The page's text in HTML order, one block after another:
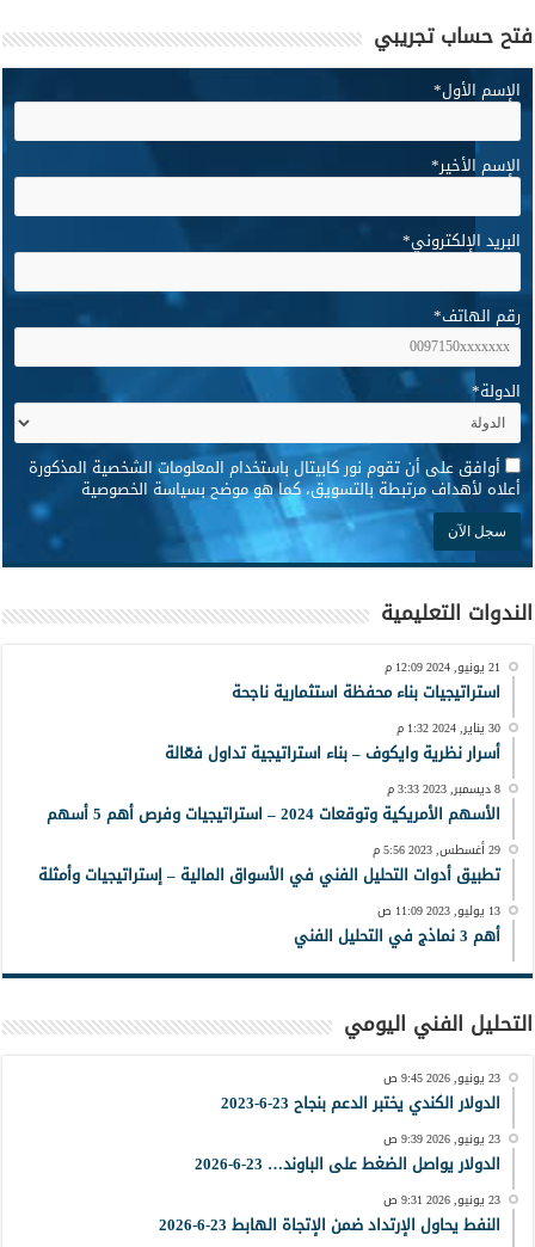
فتح حساب تجريبي
الإسم الأول*
الإسم الأخير*
البريد الإلكتروني*
رقم الهاتف*
الدولة*
* أوافق على أن تقوم نور كابيتال باستخدام المعلومات الشخصية المذكورة
أعلاه لأهداف مرتبطة بالتسويق، كما هو موضح بسياسة الخصوصية
الندوات التعليمية
21 يونيو, 2024 12:09 م
استراتيجيات بناء محفظة استثمارية ناجحة
30 يناير, 2024 1:32 م
أسرار نظرية وايكوف – بناء استراتيجية تداول فعّالة
8 ديسمبر, 2023 3:33 م
الأسهم الأمريكية وتوقعات 2024 – استراتيجيات وفرص أهم 5 أسهم
29 أغسطس, 2023 5:56 م
تطبيق أدوات التحليل الفني في الأسواق المالية – إستراتيجيات وأمثلة
13 يوليو, 2023 11:09 ص
أهم 3 نماذج في التحليل الفني
التحليل الفني اليومي
23 يونيو, 2026 9:45 ص
الدولار الكندي يختبر الدعم بنجاح 23-6-2023
23 يونيو, 2026 9:39 ص
الدولار يواصل الضغط على الباوند… 23-6-2026
23 يونيو, 2026 9:31 ص
النفط يحاول الإرتداد ضمن الإتجاة الهابط 23-6-2026